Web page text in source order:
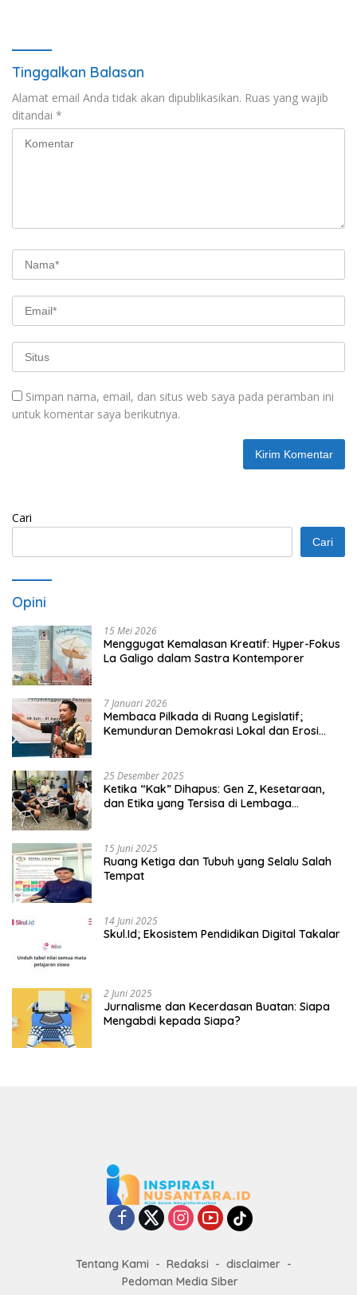
Tinggalkan Balasan
Alamat email Anda tidak akan dipublikasikan. Ruas yang wajib
ditandai *
Simpan nama, email, dan situs web saya pada peramban ini
untuk komentar saya berikutnya.
Cari
Cari
Opini
15 Mei 2026
Menggugat Kemalasan Kreatif: Hyper-Fokus
La Galigo dalam Sastra Kontemporer
7 Januari 2026
Membaca Pilkada di Ruang Legislatif;
Kemunduran Demokrasi Lokal dan Erosi
25 Desember 2025
Ketika “Kak” Dihapus: Gen Z, Kesetaraan,
dan Etika yang Tersisa di Lembaga
15 Juni 2025
Ruang Ketiga dan Tubuh yang Selalu Salah
Tempat
14 Juni 2025
Skul.Id; Ekosistem Pendidikan Digital Takalar
2 Juni 2025
Jurnalisme dan Kecerdasan Buatan: Siapa
Mengabdi kepada Siapa?
Tentang Kami Redaksi
disclaimer
Pedoman Media Siber